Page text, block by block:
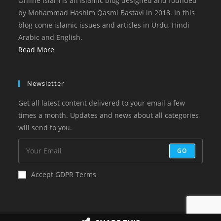
by Mohammad Hashim Qasmi Bastavi in 2018. In this
blog come islamic issues and articles in Urdu, Hindi
Arabic and English.
Read More
Newsletter
Get all latest content delivered to your email a few
times a month. Updates and news about all categories
will send to you.
GO
Accept GDPR Terms